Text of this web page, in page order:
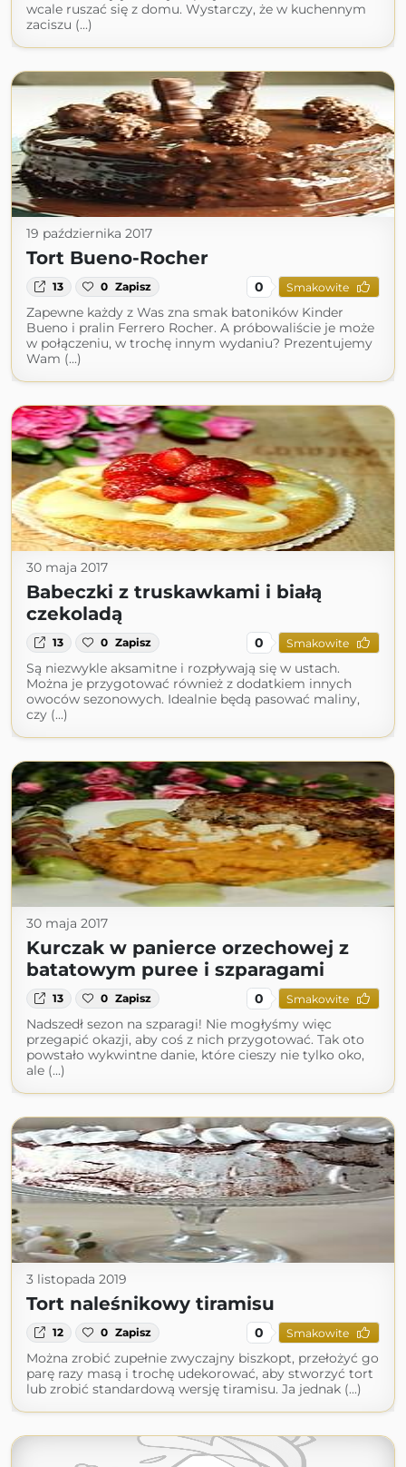
wcale ruszać się z domu. Wystarczy, że w kuchennym
zaciszu (...)
19 października 2017
Tort Bueno-Rocher
13 0 Zapisz 0 Smakowite
Zapewne każdy z Was zna smak batoników Kinder
Bueno i pralin Ferrero Rocher. A próbowaliście je może
w połączeniu, w trochę innym wydaniu? Prezentujemy
Wam (...)
30 maja 2017
Babeczki z truskawkami i białą
czekoladą
13 0 Zapisz 0 Smakowite
Są niezwykle aksamitne i rozpływają się w ustach.
Można je przygotować również z dodatkiem innych
owoców sezonowych. Idealnie będą pasować maliny,
czy (...)
30 maja 2017
Kurczak w panierce orzechowej z
batatowym puree i szparagami
13 0 Zapisz 0 Smakowite
Nadszedł sezon na szparagi! Nie mogłyśmy więc
przegapić okazji, aby coś z nich przygotować. Tak oto
powstało wykwintne danie, które cieszy nie tylko oko,
ale (...)
3 listopada 2019
Tort naleśnikowy tiramisu
12 0 Zapisz 0 Smakowite
Można zrobić zupełnie zwyczajny biszkopt, przełożyć go
parę razy masą i trochę udekorować, aby stworzyć tort
lub zrobić standardową wersję tiramisu. Ja jednak (...)